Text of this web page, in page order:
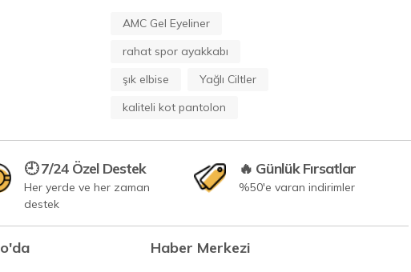
AMC Gel Eyeliner
rahat spor ayakkabı
şık elbise
Yağlı Ciltler
kaliteli kot pantolon
🕘 7/24 Özel Destek
Her yerde ve her zaman
destek
🔥 Günlük Fırsatlar
%50'e varan indirimler
Haber Merkezi